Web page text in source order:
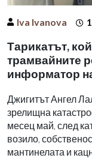
Iva Ivanova
Тарикатът,
трамвайните
информатор
Джигитът Ангел
зрелищна
месец май, след
возило,
мантинелата и